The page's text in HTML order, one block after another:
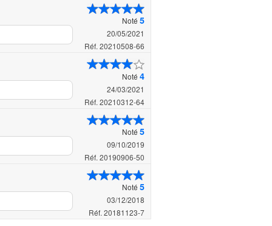
Noté 5
20/05/2021
Réf. 20210508-66
Noté 4
24/03/2021
Réf. 20210312-64
Noté 5
09/10/2019
Réf. 20190906-50
Noté 5
03/12/2018
Réf. 20181123-7